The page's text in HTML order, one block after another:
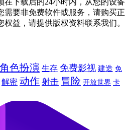
在下载后的24小时内，从您的设备
需要非免费软件或服务，请购买正
益，请提供版权资料联系我们。
角色扮演 生存 免费影视 建造 免
解密 动作 射击 冒险 开放世界 卡